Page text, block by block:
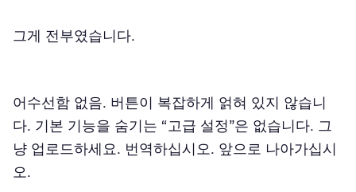
그게 전부였습니다.
어수선함 없음. 버튼이 복잡하게 얽혀 있지 않습니
다. 기본 기능을 숨기는 “고급 설정”은 없습니다. 그
냥 업로드하세요. 번역하십시오. 앞으로 나아가십시
오.